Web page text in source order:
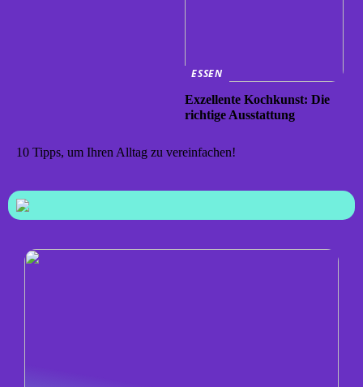
ESSEN
Exzellente Kochkunst: Die
richtige Ausstattung
10 Tipps, um Ihren Alltag zu vereinfachen!